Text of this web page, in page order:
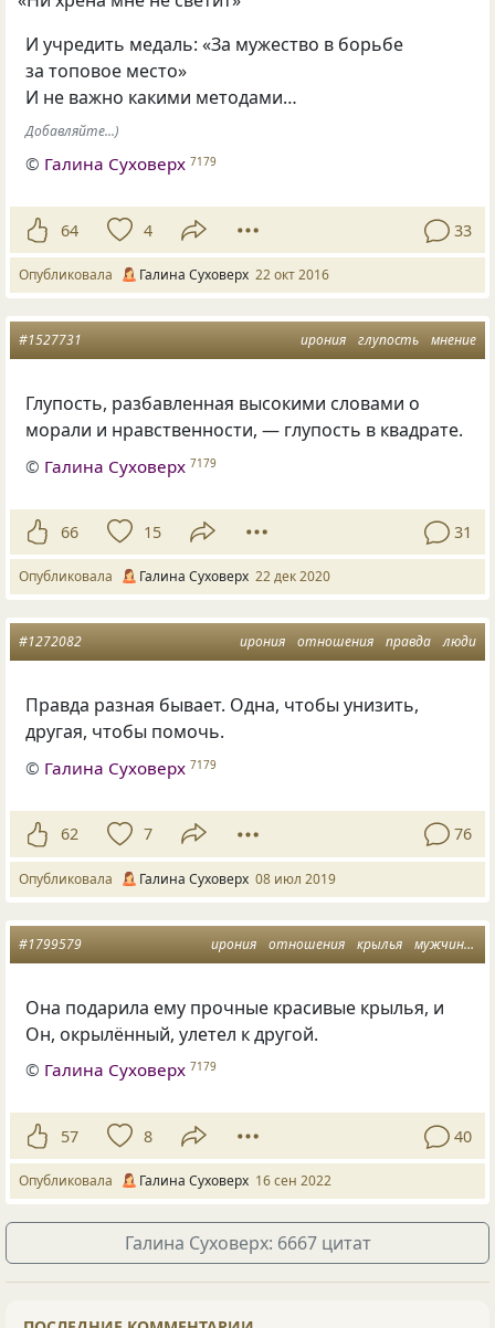
И учредить медаль: «За мужество в борьбе
за топовое место»
И не важно какими методами…
Добавляйте...)
© Галина Суховерх 7179
64 4 33
Опубликовала Галина Суховерх 22 окт 2016
ирония глупость мнение
#1527731
Глупость, разбавленная высокими словами о
морали и нравственности, — глупость в квадрате.
© Галина Суховерх 7179
66 15 31
Опубликовала Галина Суховерх 22 дек 2020
ирония отношения правда люди
#1272082
Правда разная бывает. Одна, чтобы унизить,
другая, чтобы помочь.
© Галина Суховерх 7179
62 7 76
Опубликовала Галина Суховерх 08 июл 2019
ирония отношения крылья мужчины и женщины
#1799579
Она подарила ему прочные красивые крылья, и
Он, окрылённый, улетел к другой.
© Галина Суховерх 7179
57 8 40
Опубликовала Галина Суховерх 16 сен 2022
Галина Суховерх: 6667 цитат